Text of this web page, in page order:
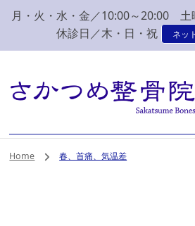
月・火・水・金／10:00～20:00
休診日／木・日・祝
ネッ
新潟市 秋葉
腰痛 整体 鍼
鍼灸院へ。みなさまの気持ちに寄り添い
Home 春、首痛、気温差